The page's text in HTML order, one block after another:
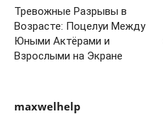
Тревожные Разрывы в
Возрасте: Поцелуи Между
Юными Актёрами и
Взрослыми на Экране
maxwelhelp